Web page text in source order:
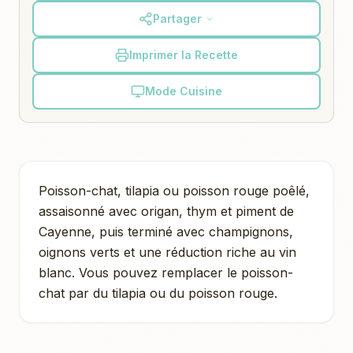
Partager
Imprimer la Recette
Mode Cuisine
Poisson-chat, tilapia ou poisson rouge poêlé,
assaisonné avec origan, thym et piment de
Cayenne, puis terminé avec champignons,
oignons verts et une réduction riche au vin
blanc. Vous pouvez remplacer le poisson-
chat par du tilapia ou du poisson rouge.